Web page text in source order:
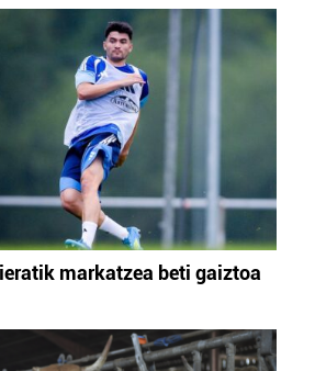
markatzea beti gaiztoa